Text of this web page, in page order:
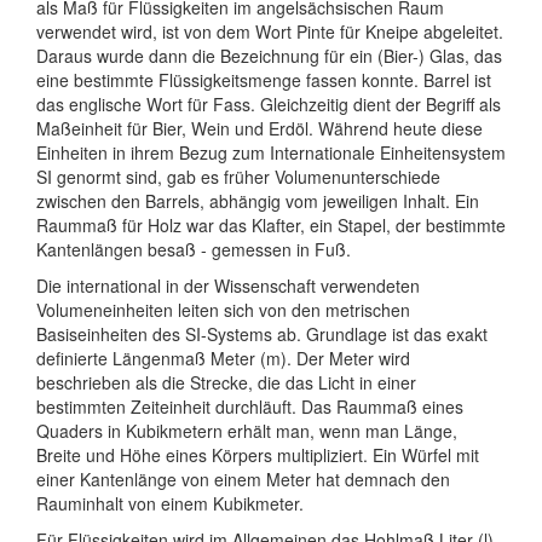
als Maß für Flüssigkeiten im angelsächsischen Raum
verwendet wird, ist von dem Wort Pinte für Kneipe abgeleitet.
Daraus wurde dann die Bezeichnung für ein (Bier-) Glas, das
eine bestimmte Flüssigkeitsmenge fassen konnte. Barrel ist
das englische Wort für Fass. Gleichzeitig dient der Begriff als
Maßeinheit für Bier, Wein und Erdöl. Während heute diese
Einheiten in ihrem Bezug zum Internationale Einheitensystem
SI genormt sind, gab es früher Volumenunterschiede
zwischen den Barrels, abhängig vom jeweiligen Inhalt. Ein
Raummaß für Holz war das Klafter, ein Stapel, der bestimmte
Kantenlängen besaß - gemessen in Fuß.
Die international in der Wissenschaft verwendeten
Volumeneinheiten leiten sich von den metrischen
Basiseinheiten des SI-Systems ab. Grundlage ist das exakt
definierte Längenmaß Meter (m). Der Meter wird
beschrieben als die Strecke, die das Licht in einer
bestimmten Zeiteinheit durchläuft. Das Raummaß eines
Quaders in Kubikmetern erhält man, wenn man Länge,
Breite und Höhe eines Körpers multipliziert. Ein Würfel mit
einer Kantenlänge von einem Meter hat demnach den
Rauminhalt von einem Kubikmeter.